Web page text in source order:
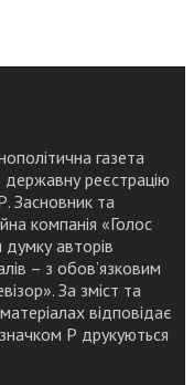
газета
державну реєстрацію
Засновник та
компанія «Голос
авторів
– з обов’язковим
За зміст та
відповідає
Р друкуються